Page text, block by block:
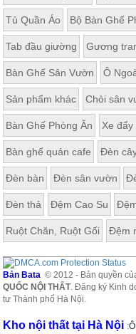
Tủ Quần Áo Bộ Bàn Ghế
Tab đầu giường Gương
Bàn Ghế Sân Vườn Ô
Sản phẩm khác Chòi sân
Bàn Ghế Phòng Ăn Xe
Bàn ghế quán cafe Đèn
Đèn bàn Đèn sân vườn
Đèn thả Đệm Cao Su
Ruột Chăn, Ruột Gối Đệm
Bản Bata © 2012 - Bản quyền
QUỐC NỘI THẤT. Đăng ký Kinh
tư Thành phố Hà Nội.
Kho nội thất tại Hà Nội :